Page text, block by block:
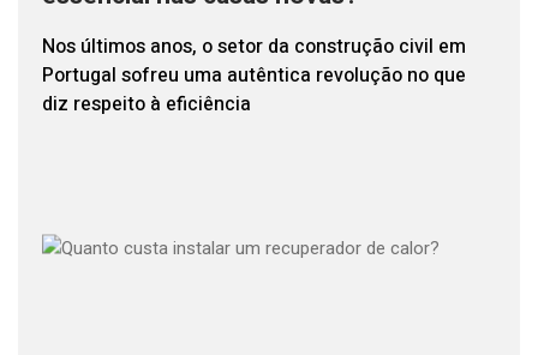
Nos últimos anos, o setor da construção civil em
Portugal sofreu uma autêntica revolução no que
diz respeito à eficiência